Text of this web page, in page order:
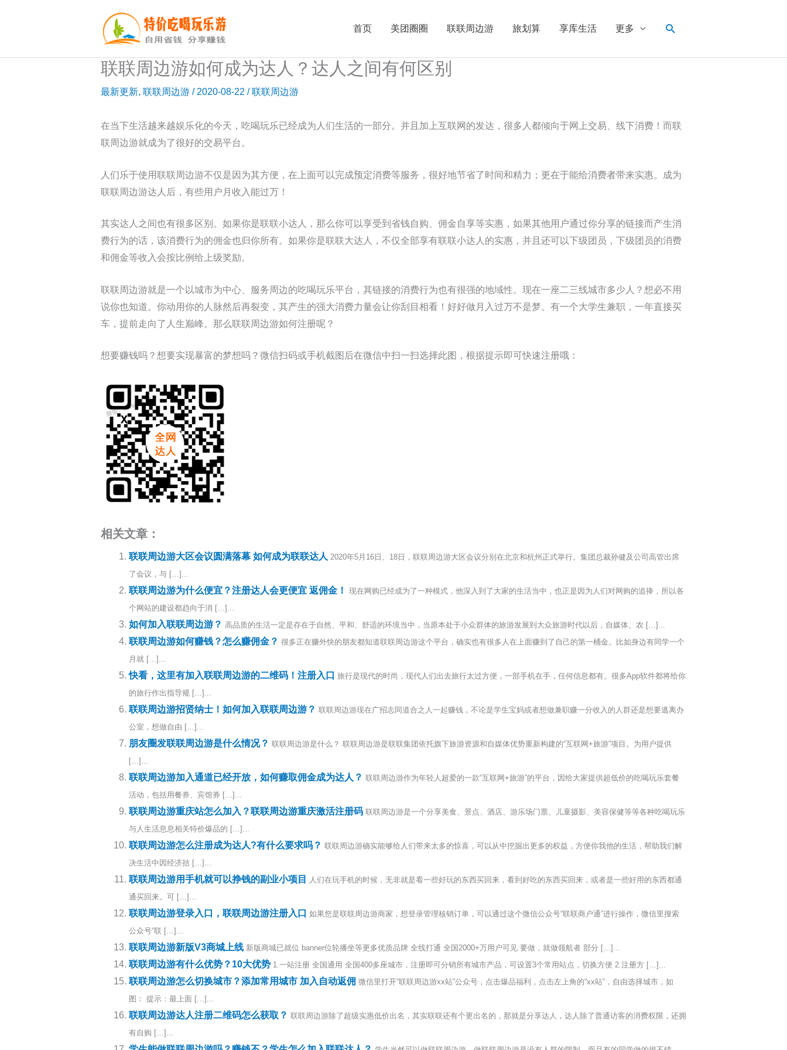
容
首页 美团圈圈 联联周边游 旅划算 享库生活 更多
搜
联联周边游如何成为达人？达人之间有何区别
最新更新, 联联周边游 / 2020-08-22 /联联周边游
在当下生活越来越娱乐化的今天，吃喝玩乐已经成为人们生活的一部分。并且加上互联网的发达，很多人都倾向于网上交易、线下消费！而联
联周边游就成为了很好的交易平台。
人们乐于使用联联周边游不仅是因为其方便，在上面可以完成预定消费等服务，很好地节省了时间和精力；更在于能给消费者带来实惠。成为
联联周边游达人后，有些用户月收入能过万！
其实达人之间也有很多区别。如果你是联联小达人，那么你可以享受到省钱自购、佣金自享等实惠，如果其他用户通过你分享的链接而产生消
费行为的话，该消费行为的佣金也归你所有。如果你是联联大达人，不仅全部享有联联小达人的实惠，并且还可以下级团员，下级团员的消费
和佣金等收入会按比例给上级奖励。
联联周边游就是一个以城市为中心、服务周边的吃喝玩乐平台，其链接的消费行为也有很强的地域性。现在一座二三线城市多少人？想必不用
说你也知道。你动用你的人脉然后再裂变，其产生的强大消费力量会让你刮目相看！好好做月入过万不是梦。有一个大学生兼职，一年直接买
车，提前走向了人生巅峰。那么联联周边游如何注册呢？
想要赚钱吗？想要实现暴富的梦想吗？微信扫码或手机截图后在微信中扫一扫选择此图，根据提示即可快速注册哦：
相关文章：
联联周边游大区会议圆满落幕 如何成为联联达人 2020年5月16日、18日，联联周边游大区会议分别在北京和杭州正式举行。集团总裁孙健及公司高管出席
了会议，与 […]...
联联周边游为什么便宜？注册达人会更便宜 返佣金！
现在网购已经成为了一种模式，他深入到了大家的生活当中，也正是因为人们对网购的追捧，所以各
个网站的建设都趋向于消 […]...
如何加入联联周边游？ 高品质的生活一定是存在于自然、平和、舒适的环境当中，当原本处于小众群体的旅游发展到大众旅游时代以后，自媒体、农 […]...
联联周边游如何赚钱？怎么赚佣金？ 很多正在赚外快的朋友都知道联联周边游这个平台，确实也有很多人在上面赚到了自己的第一桶金。比如身边有同学一个
月就 […]...
快看，这里有加入联联周边游的二维码！注册入口 旅行是现代的时尚，现代人们出去旅行太过方便，一部手机在手，任何信息都有。很多App软件都将给你
的旅行作出指导规 […]...
联联周边游招贤纳士！如何加入联联周边游？ 联联周边游现在广招志同道合之人一起赚钱，不论是学生宝妈或者想做兼职赚一分收入的人群还是想要逃离办
公室，想做自由 […]...
朋友圈发联联周边游是什么情况？ 联联周边游是什么？ 联联周边游是联联集团依托旗下旅游资源和自媒体优势重新构建的“互联网+旅游”项目。为用户提供
[…]...
联联周边游加入通道已经开放，如何赚取佣金成为达人？ 联联周边游作为年轻人超爱的一款“互联网+旅游”的平台，因给大家提供超低价的吃喝玩乐套餐
活动，包括用餐券、宾馆券 […]...
联联周边游重庆站怎么加入？联联周边游重庆激活注册码 联联周边游是一个分享美食、景点、酒店、游乐场门票、儿童摄影、美容保健等等各种吃喝玩乐
与人生活息息相关特价爆品的 […]...
联联周边游怎么注册成为达人?有什么要求吗？ 联联周边游确实能够给人们带来太多的惊喜，可以从中挖掘出更多的权益，方便你我他的生活，帮助我们解
决生活中因经济拮 […]...
联联周边游用手机就可以挣钱的副业小项目
人们在玩手机的时候，无非就是看一些好玩的东西买回来，看到好吃的东西买回来，或者是一些好用的东西都通
通买回来。可 […]...
联联周边游登录入口，联联周边游注册入口 如果您是联联周边游商家，想登录管理核销订单，可以通过这个微信公众号“联联商户通”进行操作，微信里搜索
公众号“联 […]...
联联周边游新版V3商城上线 新版商城已就位 banner位轮播坐等更多优质品牌 全线打通 全国2000+万用户可见 要做，就做领航者 部分 […]...
联联周边游有什么优势？10大优势 1.一站注册 全国通用 全国400多座城市，注册即可分销所有城市产品，可设置3个常用站点，切换方便 2.注册方 […]...
联联周边游怎么切换城市？添加常用城市 加入自动返佣 微信里打开“联联周边游xx站”公众号，点击爆品福利，点击左上角的“xx站”，自由选择城市，如
图： 提示：最上面 […]...
联联周边游达人注册二维码怎么获取？ 联联周边游除了超级实惠低价出名，其实联联还有个更出名的，那就是分享达人，达人除了普通访客的消费权限，还拥
有自购 […]...